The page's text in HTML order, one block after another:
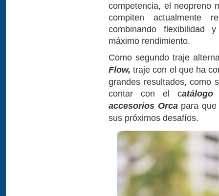
competencia, el neopreno
compiten actualmente
combinando flexibilidad
máximo rendimiento.
Como segundo traje
Flow, traje con el que ha
grandes resultados, como
contar con el c
accesorios Orca para
sus próximos desafíos.